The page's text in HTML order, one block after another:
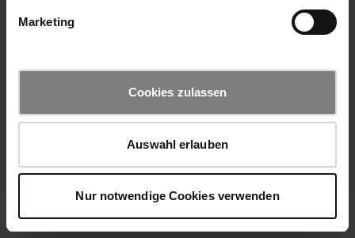
Marketing
Cookies zulassen
Auswahl erlauben
Nur notwendige Cookies verwenden